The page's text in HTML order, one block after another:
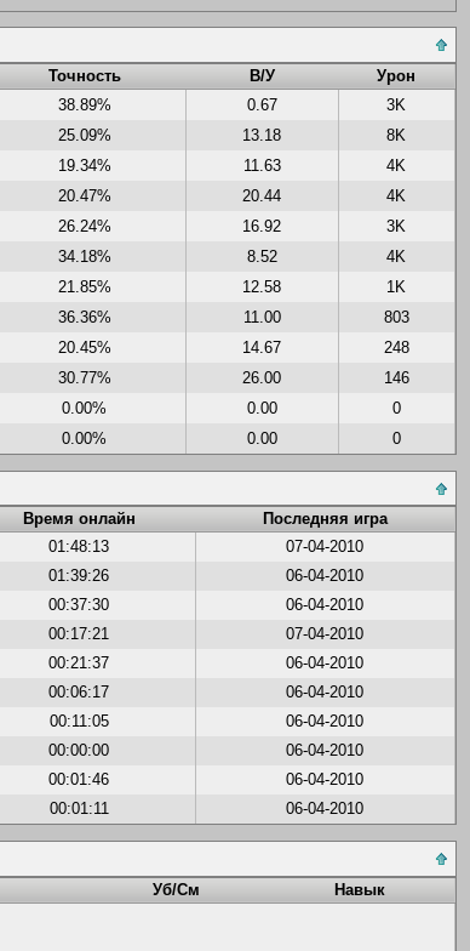
Точность В/У
Урон
38.89% 0.67
3K
25.09% 13.18
8K
19.34% 11.63
4K
20.47% 20.44
4K
26.24% 16.92
3K
34.18% 8.52
4K
21.85% 12.58
1K
36.36% 11.00
803
20.45% 14.67
248
30.77% 26.00
146
0.00% 0.00
0
0.00% 0.00 0
Время онлайн
Последняя игра
01:48:13
07-04-2010
01:39:26
06-04-2010
00:37:30
06-04-2010
00:17:21
07-04-2010
00:21:37
06-04-2010
00:06:17
06-04-2010
00:11:05
06-04-2010
00:00:00
06-04-2010
00:01:46
06-04-2010
00:01:11 06-04-2010
Уб/См Навык